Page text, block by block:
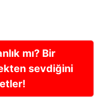
mı? Bir
sevdiğini